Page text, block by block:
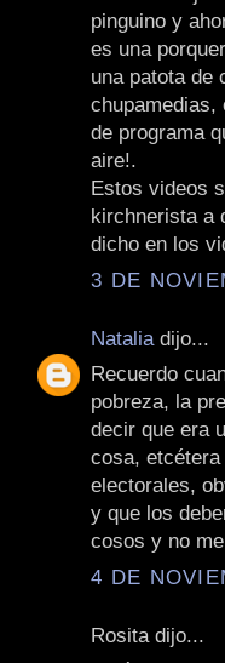
pinguino y
es una
una patota de
chupamedias,
de programa
aire!.
Estos videos
kirchnerista a
dicho en los
3 DE
Natalia dijo...
Recuerdo
pobreza, la
decir que era
cosa,
electorales,
y que los
cosos y no
4 DE
Rosita dijo...